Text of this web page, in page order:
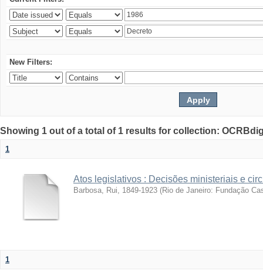
New Filters:
Showing 1 out of a total of 1 results for collection:
1
Atos legislativos : Decisões ministeriais e
Barbosa, Rui, 1849-1923 (Rio de Janeiro: Fundação
1